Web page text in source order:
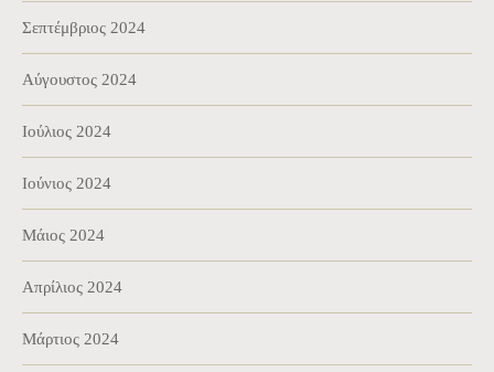
Σεπτέμβριος 2024
Αύγουστος 2024
Ιούλιος 2024
Ιούνιος 2024
Μάιος 2024
Απρίλιος 2024
Μάρτιος 2024